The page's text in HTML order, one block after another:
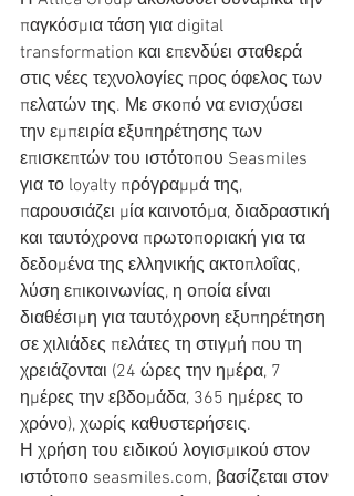
παγκόσμια τάση για digital
transformation και επενδύει σταθερά
στις νέες τεχνολογίες προς όφελος των
πελατών της. Με σκοπό να ενισχύσει
την εμπειρία εξυπηρέτησης των
επισκεπτών του ιστότοπου Seasmiles
για το loyalty πρόγραμμά της,
παρουσιάζει μία καινοτόμα, διαδραστική
και ταυτόχρονα πρωτοποριακή για τα
δεδομένα της ελληνικής ακτοπλοΐας,
λύση επικοινωνίας, η οποία είναι
διαθέσιμη για ταυτόχρονη εξυπηρέτηση
σε χιλιάδες πελάτες τη στιγμή που τη
χρειάζονται (24 ώρες την ημέρα, 7
ημέρες την εβδομάδα, 365 ημέρες το
χρόνο), χωρίς καθυστερήσεις.
Η χρήση του ειδικού λογισμικού στον
ιστότοπο seasmiles.com, βασίζεται στον